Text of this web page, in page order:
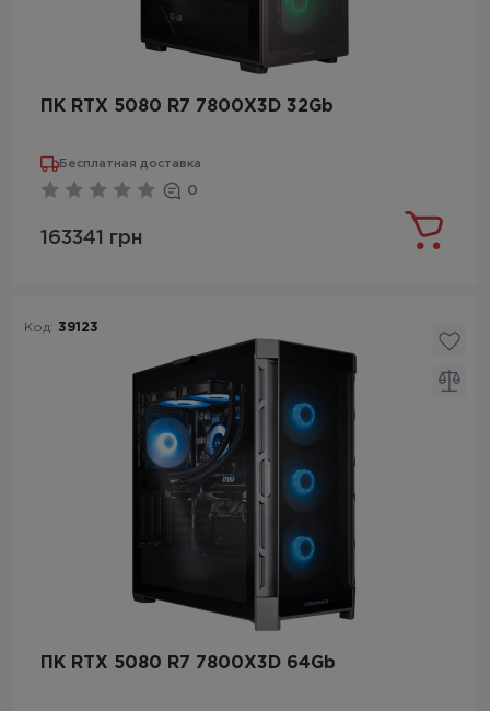
ПК RTX 5080 R7 7800X3D 32Gb
Бесплатная доставка
0
163341 грн
Код: 39123
ПК RTX 5080 R7 7800X3D 64Gb